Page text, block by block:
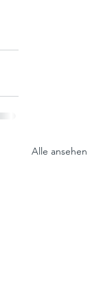
Alle ansehen